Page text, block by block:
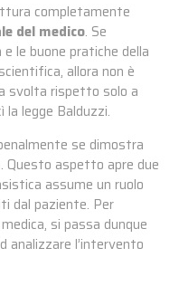
completamente
del medico. Se
le buone pratiche della
allora non è
svolta rispetto solo a
la legge Balduzzi.
se dimostra
Questo aspetto apre due
assume un ruolo
dal paziente. Per
si passa dunque
analizzare l’intervento